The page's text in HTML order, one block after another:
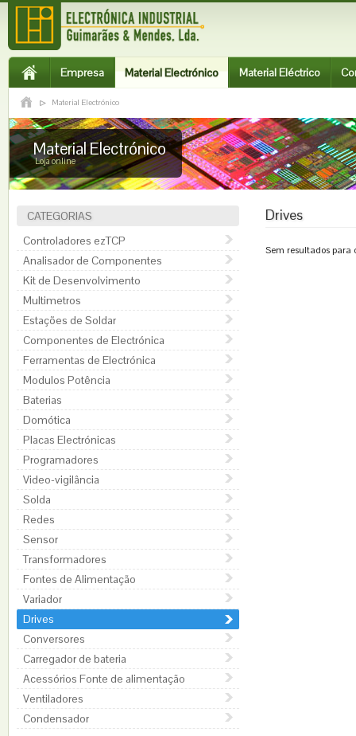
Empresa Material Electrónico Material Eléctrico
Material Electrónico
Material Electrónico
Loja online
CATEGORIAS
Controladores ezTCP
Analisador de Componentes
Kit de Desenvolvimento
Multimetros
Estações de Soldar
Componentes de Electrónica
Ferramentas de Electrónica
Modulos Potência
Baterias
Domótica
Placas Electrónicas
Programadores
Video-vigilância
Solda
Redes
Sensor
Transformadores
Fontes de Alimentação
Variador
Drives
Conversores
Carregador de bateria
Acessórios Fonte de alimentação
Ventiladores
Condensador
Drives
Sem resultados para